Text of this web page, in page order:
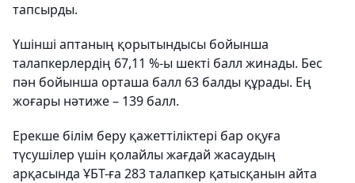
тапсырды.
Үшінші аптаның қорытындысы бойынша
талапкерлердің 67,11 %-ы шекті балл жинады. Бес
пән бойынша орташа балл 63 балды құрады. Ең
жоғары нәтиже – 139 балл.
Ерекше білім беру қажеттіліктері бар оқуға
түсушілер үшін қолайлы жағдай жасаудың
арқасында ҰБТ-ға 283 талапкер қатысқанын айта